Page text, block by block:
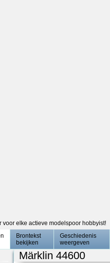
voor elke actieve modelspoor hobbyist!
Brontekst
bekijken
Geschiedenis
weergeven
Märklin 44600